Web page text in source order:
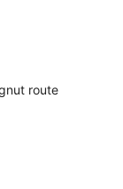
route